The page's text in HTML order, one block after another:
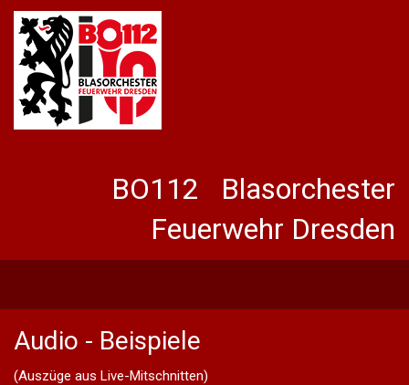
BO112 Blasorchester
Feuerwehr Dresden
Audio - Beispiele
(Auszüge aus Live-Mitschnitten)